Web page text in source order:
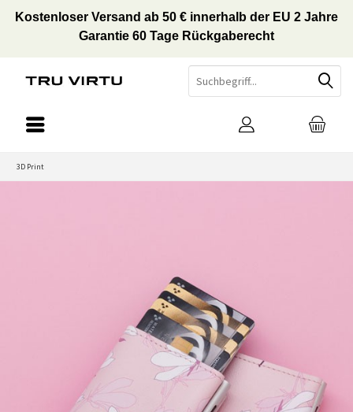
Kostenloser Versand ab 50 € innerhalb der EU 2 Jahre
Garantie 60 Tage Rückgaberecht
3D Print